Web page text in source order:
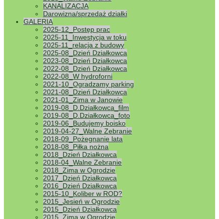
KANALIZACJA
Darowizna/sprzedaż działki
GALERIA
2025-12_Postęp prac
2025-11_Inwestycja w toku
2025-11_relacja z budowy
2025-08_Dzień Działkowca
2023-08_Dzień Działkowca
2022-08_Dzień Działkowca
2022-08_W hydroforni
2021-10_Ogradzamy parking
2021-08_Dzień Działkowca
2021-01_Zima w Janowie
2019-08_D.Działkowca_film
2019-08_D.Działkowca_foto
2019-06_Budujemy boisko
2019-04-27_Walne Zebranie
2018-09_Pożegnanie lata
2018-08_Piłka nożna
2018_Dzień Działkowca
2018-04_Walne Zebranie
2018_Zima w Ogrodzie
2017_Dzień Działkowca
2016_Dzień Działkowca
2015-10_Koliber w ROD?
2015_Jesień w Ogrodzie
2015_Dzień Działkowca
2015_Zima w Ogrodzie